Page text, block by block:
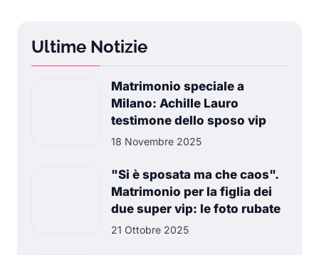
Ultime Notizie
Matrimonio speciale a
Milano: Achille Lauro
testimone dello sposo vip
18 Novembre 2025
"Si è sposata ma che caos".
Matrimonio per la figlia dei
due super vip: le foto rubate
21 Ottobre 2025